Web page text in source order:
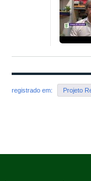
registrado em: Projeto